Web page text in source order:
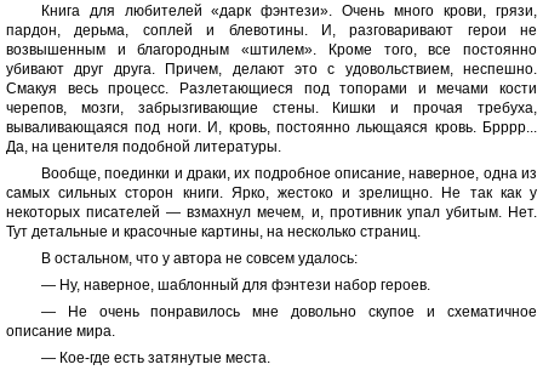
Книга для любителей «дарк фэнтези». Очень много крови, грязи,
пардон, дерьма, соплей и блевотины. И, разговаривают герои не
возвышенным и благородным «штилем». Кроме того, все постоянно
убивают друг друга. Причем, делают это с удовольствием, неспешно.
Смакуя весь процесс. Разлетающиеся под топорами и мечами кости
черепов, мозги, забрызгивающие стены. Кишки и прочая требуха,
вываливающаяся под ноги. И, кровь, постоянно льющаяся кровь. Брррр...
Да, на ценителя подобной литературы.
Вообще, поединки и драки, их подробное описание, наверное, одна из
самых сильных сторон книги. Ярко, жестоко и зрелищно. Не так как у
некоторых писателей — взмахнул мечем, и, противник упал убитым. Нет.
Тут детальные и красочные картины, на несколько страниц.
В остальном, что у автора не совсем удалось:
— Ну, наверное, шаблонный для фэнтези набор героев.
— Не очень понравилось мне довольно скупое и схематичное
описание мира.
— Кое-где есть затянутые места.